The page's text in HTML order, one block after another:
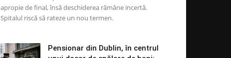
apropie de final, însă deschiderea rămâne incertă.
Spitalul riscă să rateze un nou termen.
Pensionar din Dublin, în centrul